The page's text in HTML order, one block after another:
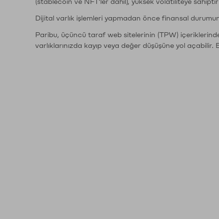
(stablecoin ve NFT'ler dahil), yüksek volatiliteye
Dijital varlık işlemleri yapmadan önce finansal
Paribu, üçüncü taraf web sitelerinin (TPW)
varlıklarınızda kayıp veya değer düşüşüne yol